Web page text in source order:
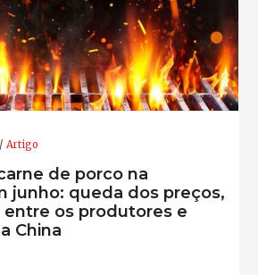
Artigo
de porco na
junho: queda dos preços,
entre os produtores e
China